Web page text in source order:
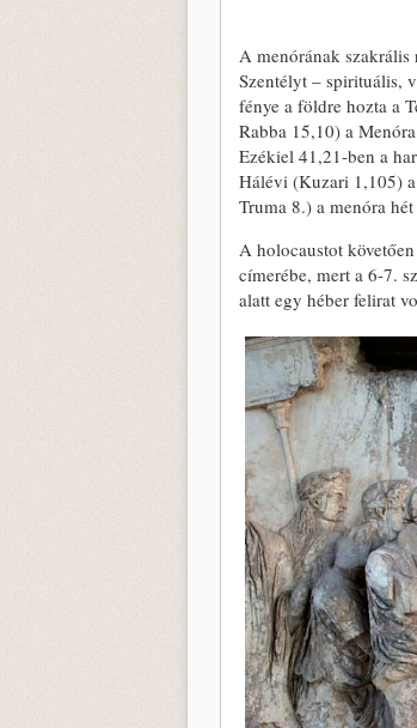
A menórának
Szentélyt – spirituális,
fénye a földre hozta a
Rabba 15,10) a
Ezékiel 41,21-ben a
Hálévi (Kuzari 1,105)
Truma 8.) a menóra
A holocaustot
címerébe, mert a 6-7.
alatt egy héber felirat